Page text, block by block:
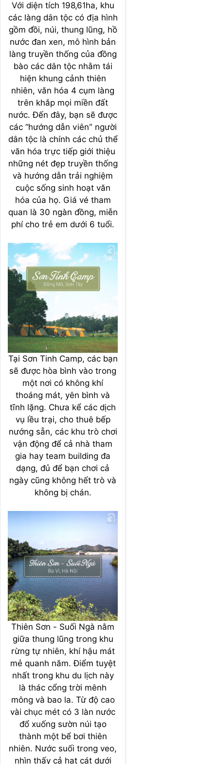
Với diện tích 198,61ha, khu
các làng dân tộc có địa hình
gồm đồi, núi, thung lũng, hồ
nước đan xen, mô hình bản
làng truyền thống của đồng
bào các dân tộc nhằm tái
hiện khung cảnh thiên
nhiên, văn hóa 4 cụm làng
trên khắp mọi miền đất
nước. Đến đây, bạn sẽ được
các “hướng dẫn viên” người
dân tộc là chính các chủ thể
văn hóa trực tiếp giới thiệu
những nét đẹp truyền thống
và hướng dẫn trải nghiệm
cuộc sống sinh hoạt văn
hóa của họ. Giá vé tham
quan là 30 ngàn đồng, miễn
phí cho trẻ em dưới 6 tuổi.
Tại Sơn Tinh Camp, các bạn
sẽ được hòa bình vào trong
một nơi có không khí
thoáng mát, yên bình và
tĩnh lặng. Chưa kể các dịch
vụ lều trại, cho thuê bếp
nướng sẵn, các khu trò chơi
vận động để cả nhà tham
gia hay team building đa
dạng, đủ để bạn chơi cả
ngày cũng không hết trò và
không bị chán.
Thiên Sơn - Suối Ngà nằm
giữa thung lũng trong khu
rừng tự nhiên, khí hậu mát
mẻ quanh năm. Điểm tuyệt
nhất trong khu du lịch này
là thác cổng trời mênh
mông và bao la. Từ độ cao
vài chục mét có 3 làn nước
đổ xuống sườn núi tạo
thành một bể bơi thiên
nhiên. Nước suối trong veo,
nhìn thấy cả hạt cát dưới